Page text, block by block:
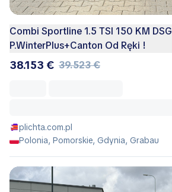
Combi Sportline 1.5 TSI 150 KM DSG
P.WinterPlus+Canton Od Ręki !
38.153 € 39.523 €
plichta.com.pl
Polonia, Pomorskie, Gdynia, Grabau